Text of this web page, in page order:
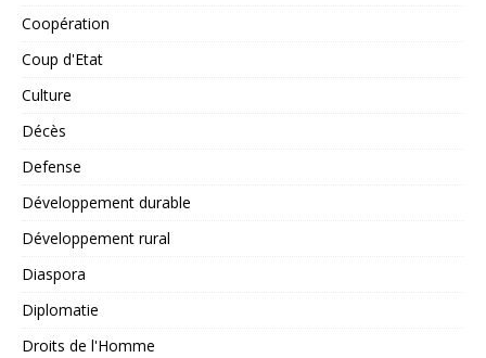
Coopération
Coup d'Etat
Culture
Décès
Defense
Développement durable
Développement rural
Diaspora
Diplomatie
Droits de l'Homme